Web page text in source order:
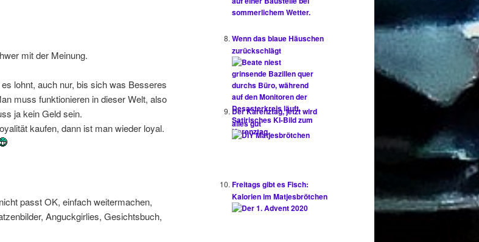
mit der Meinung.
lohnt, auch nur, bis sich was Besseres
muss funktionieren in dieser Welt, also
ja kein Geld sein.
kaufen, dann ist man wieder loyal.
passt OK, einfach weitermachen,
Anguckgirlies, Gesichtsbuch,
Wenn das blaue Häuschen
zurückschlägt
Der Karenztag, jetzt wird
alles gut
Freitags gibt es Fisch:
Kalorien im Matjesbrötchen